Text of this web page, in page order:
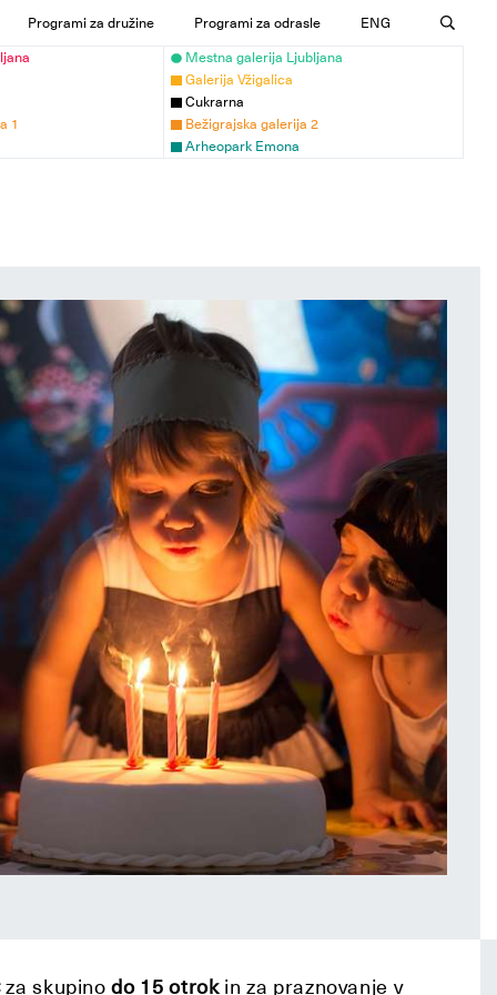
Programi za družine Programi za odrasle
ENG
Mestna galerija Ljubljana
Galerija Vžigalica
Cukrarna
1
Bežigrajska galerija 2
Arheopark Emona
za skupino do 15 otrok in za praznovanje v